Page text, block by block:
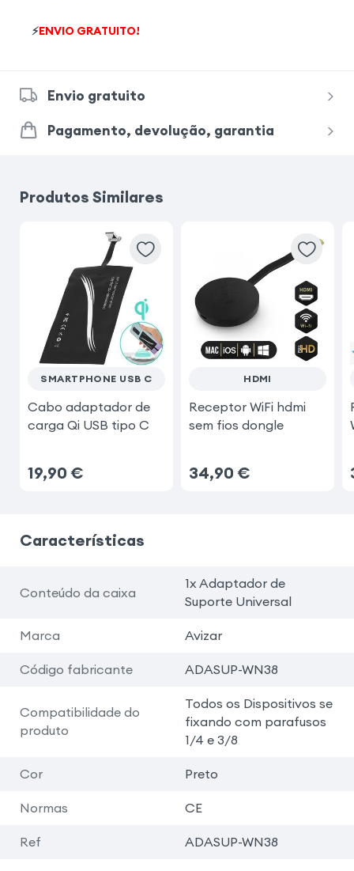
⚡ENVIO GRATUITO!
Envio gratuito
Pagamento, devolução, garantia
Produtos Similares
SMARTPHONE USB C
Cabo adaptador de
carga Qi USB tipo C
19,90 €
HDMI
Receptor WiFi hdmi
sem fios dongle
34,90 €
Características
Conteúdo da caixa
1x Adaptador de
Suporte Universal
Marca Avizar
Código fabricante ADASUP-WN38
Compatibilidade do
produto
Todos os Dispositivos se
fixando com parafusos
1/4 e 3/8
Cor Preto
Normas CE
Ref ADASUP-WN38